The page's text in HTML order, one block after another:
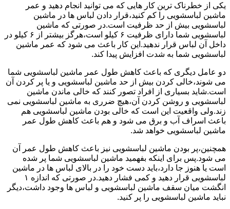
یکی از خطرناک ترین کار هایی که می توانید انجام دهید و عمر
ماشین لباسشویی را کم کنید،قرار دادن لباس ها در ماشین
لباسشویی بیش از حد ظرفیت است.در صورتی که ماشین
لباسشویی شما دارای ظرفیت ۶ کیلو است،هرگز بیشتر از ۶ کیلو در
داخل آن لباس قرار ندهید.این کار باعث می شود که عمر ماشین
لباسشویی شما به شدت افزایش پیدا کند.
دو عامل دیگری که باعث کاهش طول عمر ماشین لباسشویی شما
می شوند،خالی کردن بیش از حد ماشین لباسشویی و یا پر کردن آن
است.شاید بسیاری از افراد تصور کنند که خالی ماندن ماشین
لباسشویی و روشن کردن آن،هیچ ضرری به ماشین لباسشویی نمی
زند.ولی واقعیت این است که خالی بودن ماشین لباسشویی هم
باعث اسراف آب و برق می شود و هم باعث کاهش طول عمر
ماشین لباسشویی خواهد شد.
همچنین،پر بودن ماشین لباسشویی نیز باعث کاهش طول عمر آن
می شود.پس برای اینکه بفهمید ماشین لباسشویی شما پر شده
است یا هنوز جا دارد،باید دست خود را در بالای لباس ها در ماشین
لباسشویی قرار دهید و کمی فشار دهید.در صورتی که اندازه ۱
انگشت میان سقف ماشین لباسشویی و لباس ها وجود داشت،دیگر
نباید ماشین لباسشویی را پر کنید.